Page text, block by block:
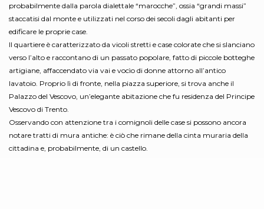
probabilmente dalla parola dialettale “marocche”, ossia “grandi massi”
staccatisi dal monte e utilizzati nel corso dei secoli dagli abitanti per
edificare le proprie case.
Il quartiere è caratterizzato da vicoli stretti e case colorate che si slanciano
verso l’alto e raccontano di un passato popolare, fatto di piccole botteghe
artigiane, affaccendato via vai e vocìo di donne attorno all’antico
lavatoio. Proprio lì di fronte, nella piazza superiore, si trova anche il
Palazzo del Vescovo, un’elegante abitazione che fu residenza del Principe
Vescovo di Trento.
Osservando con attenzione tra i comignoli delle case si possono ancora
notare tratti di mura antiche: è ciò che rimane della cinta muraria della
cittadina e, probabilmente, di un castello.